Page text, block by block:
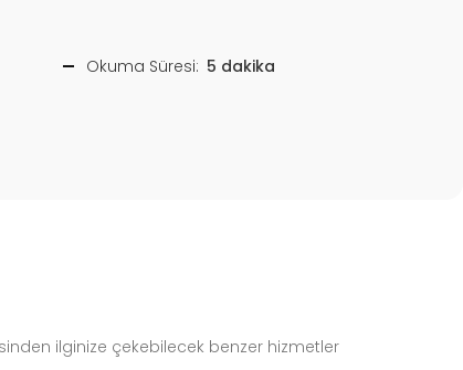
Okuma Süresi: 5 dakika
ilginize çekebilecek benzer hizmetler